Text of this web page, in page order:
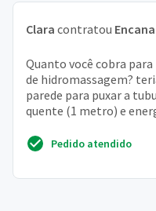
Clara contratou
Quanto você cobra
de hidromassagem?
parede para puxar a
quente (1 metro) e
Pedido atendido